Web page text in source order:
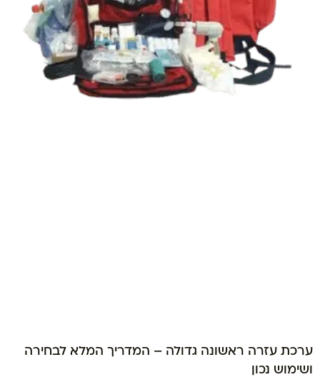
ערכת עזרה ראשונה גדולה – המדריך המלא לבחירה
ושימוש נכון